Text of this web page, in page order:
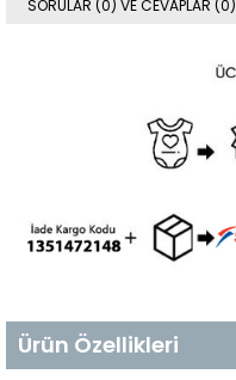
SORULAR (0) VE CEVAPLAR (0)
Ürün Özellikleri